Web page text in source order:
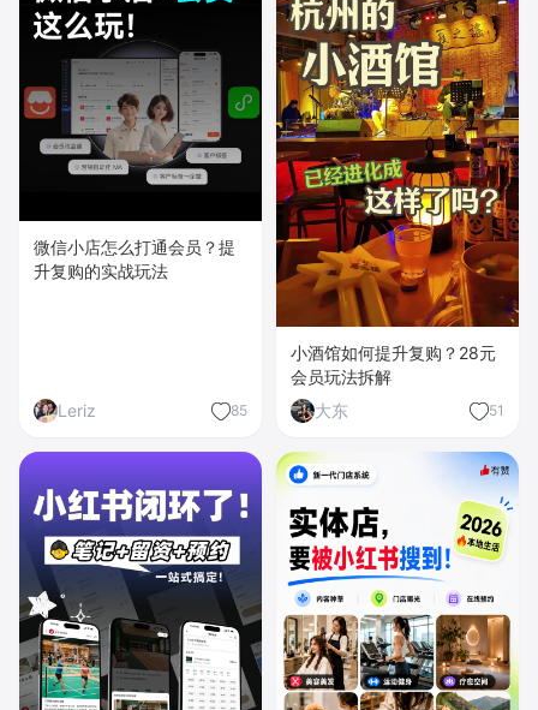
微信小店怎么打通会员？提
升复购的实战玩法
Leriz 85
小酒馆如何提升复购？28元
会员玩法拆解
大东
51